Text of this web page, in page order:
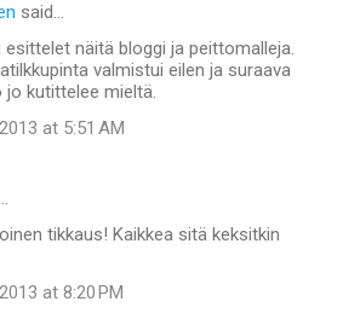
said…
esittelet näitä bloggi ja peittomalleja.
valmistui eilen ja suraava
jo kutittelee mieltä.
at 5:51 AM
tikkaus! Kaikkea sitä keksitkin
at 8:20 PM